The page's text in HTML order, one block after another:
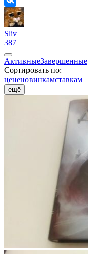
Sliv
387
АктивныеЗавершенные
Сортировать по:
цененовинкамставкам
ещё